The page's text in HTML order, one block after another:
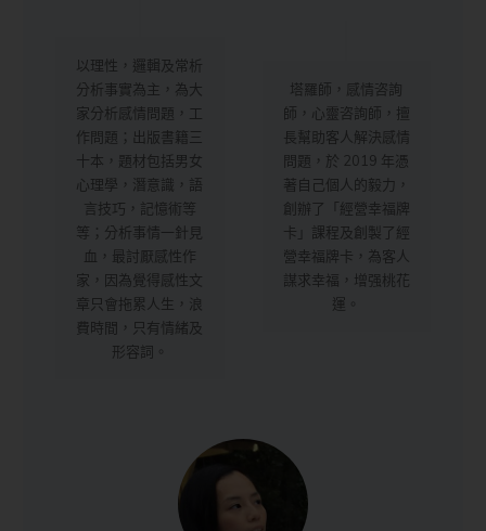
以理性，邏輯及常析
分析事實為主，為大
家分析感情問題，工
作問題；出版書籍三
十本，題材包括男女
心理學，潛意識，語
言技巧，記憶術等
等；分析事情一針見
血，最討厭感性作
家，因為覺得感性文
章只會拖累人生，浪
費時間，只有情緒及
形容詞。
塔羅師，感情咨詢
師，心靈咨詢師，擅
長幫助客人解決感情
問題，於 2019 年憑
著自己個人的毅力，
創辦了「經營幸福牌
卡」課程及創製了經
營幸福牌卡，為客人
謀求幸福，增强桃花
運。